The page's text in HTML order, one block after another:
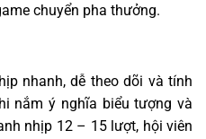
chuyển pha thưởng.
nhanh, dễ theo dõi và tính
nắm ý nghĩa biểu tượng và
nhịp 12 – 15 lượt, hội viên